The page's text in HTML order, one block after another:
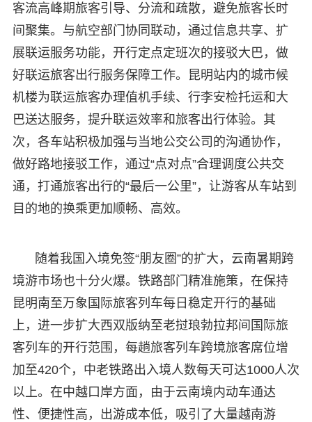
客流高峰期旅客引导、分流和疏散，避免旅客长时
间聚集。与航空部门协同联动，通过信息共享、扩
展联运服务功能，开行定点定班次的接驳大巴，做
好联运旅客出行服务保障工作。昆明站内的城市候
机楼为联运旅客办理值机手续、行李安检托运和大
巴送达服务，提升联运效率和旅客出行体验。其
次，各车站积极加强与当地公交公司的沟通协作，
做好路地接驳工作，通过“点对点”合理调度公共交
通，打通旅客出行的“最后一公里”，让游客从车站到
目的地的换乘更加顺畅、高效。
随着我国入境免签“朋友圈”的扩大，云南暑期跨
境游市场也十分火爆。铁路部门精准施策，在保持
昆明南至万象国际旅客列车每日稳定开行的基础
上，进一步扩大西双版纳至老挝琅勃拉邦间国际旅
客列车的开行范围，每趟旅客列车跨境旅客席位增
加至420个，中老铁路出入境人数每天可达1000人次
以上。在中越口岸方面，由于云南境内动车通达
性、便捷性高，出游成本低，吸引了大量越南游